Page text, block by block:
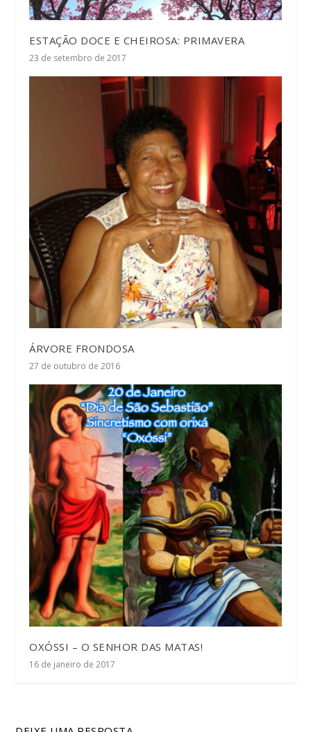
ESTAÇÃO DOCE E CHEIROSA: PRIMAVERA
23 de setembro de 2017
ÁRVORE FRONDOSA
27 de outubro de 2016
OXÓSSI – O SENHOR DAS MATAS!
16 de janeiro de 2017